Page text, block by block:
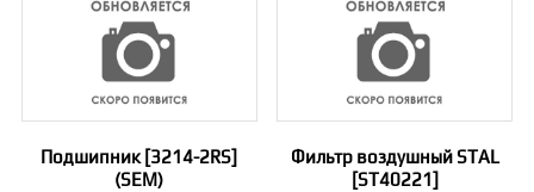
Подшипник [3214-2RS]
(SEM)
Фильтр воздушный STAL
[ST40221]